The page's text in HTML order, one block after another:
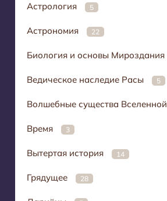
Астрология 5
Астрономия 22
Биология и основы Мироздания
Ведическое наследие Расы 5
Волшебные существа Вселенной
Время 3
Вытертая история 14
Грядущее 28